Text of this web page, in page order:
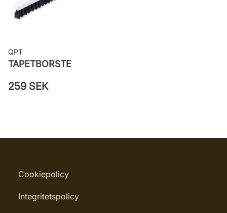
QPT
TAPETBORSTE
259 SEK
Cookiepolicy
Integritetspolicy